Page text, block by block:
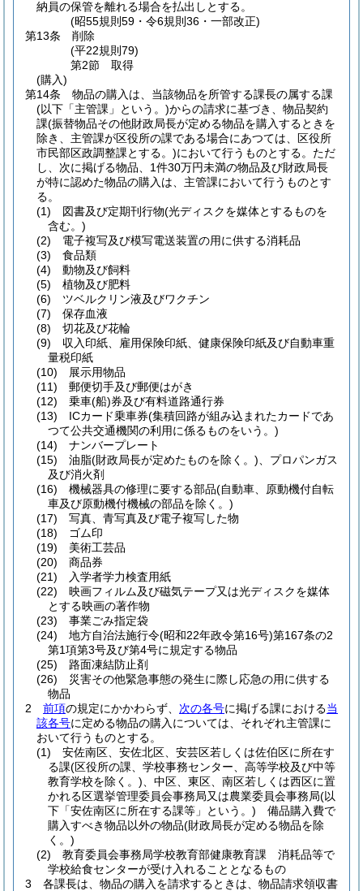
納員の保管を離れる場合を払出しとする。
(昭55規則59・令6規則36・一部改正)
第13条
削除
(平22規則79)
第2節
取得
(購入)
第14条
物品の購入は、当該物品を所管する課長の属する課
(以下「主管課」という。)からの請求に基づき、物品契約
課(振替物品その他財政局長が定める物品を購入するときを
除き、主管課が区役所の課である場合にあつては、区役所
市民部区政調整課とする。)において行うものとする。 ただ
し、次に掲げる物品、1件30万円未満の物品及び財政局長
が特に認めた物品の購入は、主管課において行うものとす
る。
(1)
図書及び定期刊行物(光ディスクを媒体とするものを
含む。)
(2)
電子複写及び模写電送装置の用に供する消耗品
(3)
食品類
(4)
動物及び飼料
(5)
植物及び肥料
(6)
ツベルクリン液及びワクチン
(7)
保存血液
(8)
切花及び花輪
(9)
収入印紙、雇用保険印紙、健康保険印紙及び自動車重
量税印紙
(10)
展示用物品
(11)
郵便切手及び郵便はがき
(12)
乗車(船)券及び有料道路通行券
(13)
ICカード乗車券(集積回路が組み込まれたカードであ
つて公共交通機関の利用に係るものをいう。)
(14)
ナンバープレート
(15)
油脂(財政局長が定めたものを除く。) 、プロパンガス
及び消火剤
(16)
機械器具の修理に要する部品(自動車、原動機付自転
車及び原動機付機械の部品を除く。)
(17)
写真、青写真及び電子複写した物
(18)
ゴム印
(19)
美術工芸品
(20)
商品券
(21)
入学者学力検査用紙
(22)
映画フィルム及び磁気テープ又は光ディスクを媒体
とする映画の著作物
(23)
事業ごみ指定袋
(24)
地方自治法施行令(昭和22年政令第16号)第167条の2
第1項第3号及び第4号に規定する物品
(25)
路面凍結防止剤
(26)
災害その他緊急事態の発生に際し応急の用に供する
物品
2
前項の規定にかかわらず、 次の各号に掲げる課における当
該各号に定める物品の購入については、それぞれ主管課に
おいて行うものとする。
(1)
安佐南区、安佐北区、安芸区若しくは佐伯区に所在す
る課(区役所の課、学校事務センター、高等学校及び中等
教育学校を除く。) 、中区、東区、南区若しくは西区に置
かれる区選挙管理委員会事務局又は農業委員会事務局(以
下「安佐南区に所在する課等」という。) 備品購入費で
購入すべき物品以外の物品(財政局長が定める物品を除
く。)
(2)
教育委員会事務局学校教育部健康教育課 消耗品等で
学校給食センターが受け入れることとなるもの
3
各課長は、物品の購入を請求するときは、物品請求領収書